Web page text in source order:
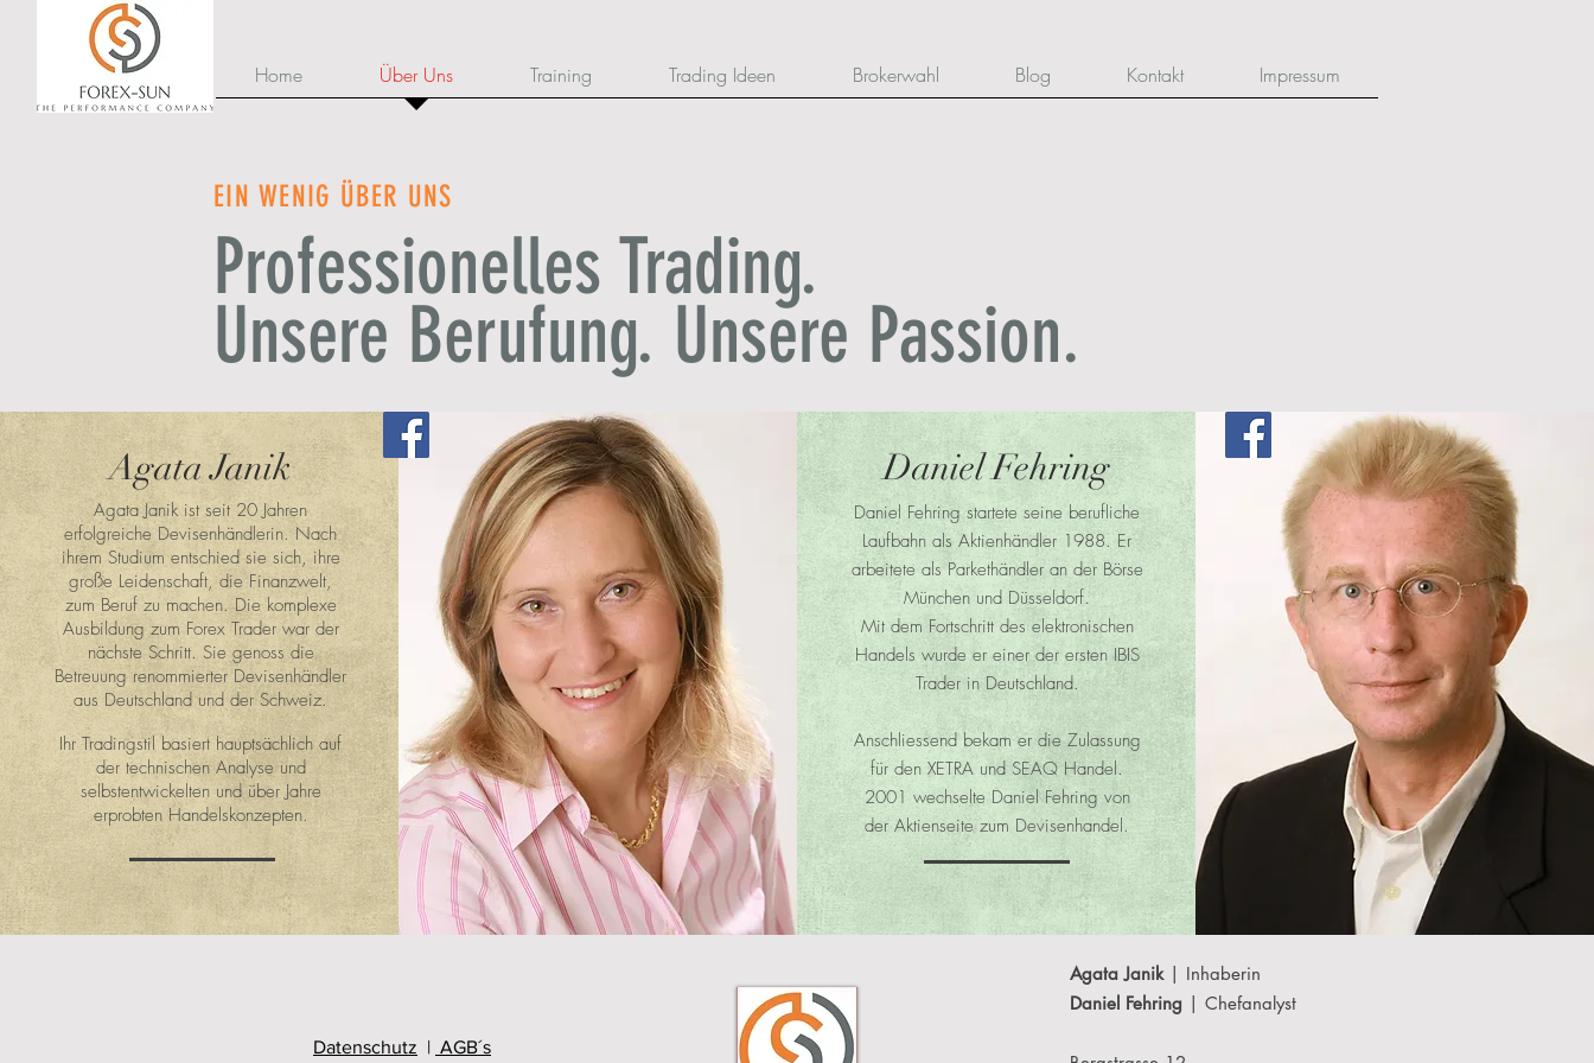
Home Über Uns Training Trading Ideen Brokerwahl Blog Kontakt Impressum
EIN WENIG ÜBER UNS
Professionelles Trading.
Unsere Berufung. Unsere Passion.
Agata Janik
Agata Janik ist seit 20 Jahren
erfolgreiche Devisenhändlerin. Nach
ihrem Studium entschied sie sich, ihre
große Leidenschaft, die Finanzwelt,
zum Beruf zu machen. Die komplexe
Ausbildung zum Forex Trader war der
nächste Schritt. Sie genoss die
Betreuung renommierter Devisenhändler
aus Deutschland und der Schweiz.
Ihr Tradingstil basiert hauptsächlich auf
der technischen Analyse und
selbstentwickelten und über Jahre
erprobten Handelskonzepten.
Daniel Fehring
Daniel Fehring startete seine berufliche
Laufbahn als Aktienhändler 1988. Er
arbeitete als Parkethändler an der Börse
München und Düsseldorf.
Mit dem Fortschritt des elektronischen
Handels wurde er einer der ersten IBIS
Trader in Deutschland.
Anschliessend bekam er die Zulassung
für den XETRA und SEAQ Handel.
2001 wechselte Daniel Fehring von
der Aktienseite zum Devisenhandel.
Datenschutz | AGB´s
Agata Janik| Inhaberin
Daniel Fehring | Chefanalyst